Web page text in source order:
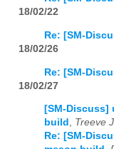
18/02/22
Re: [SM-
18/02/26
Re: [SM-
18/02/27
[SM-Discuss]
build , Treeve
Re: [SM-